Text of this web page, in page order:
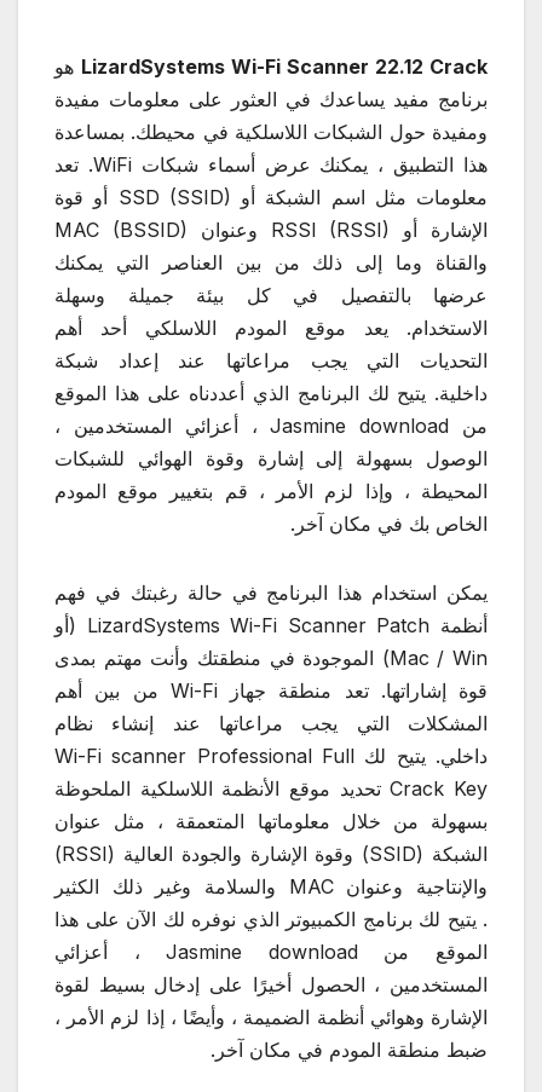
LizardSystems Wi-Fi Scanner 22.12 Crack هو
برنامج مفيد يساعدك في العثور على معلومات مفيدة
ومفيدة حول الشبكات اللاسلكية في محيطك. بمساعدة
هذا التطبيق ، يمكنك عرض أسماء شبكات WiFi. تعد
معلومات مثل اسم الشبكة أو SSD (SSID) أو قوة
الإشارة أو RSSI (RSSI) وعنوان MAC (BSSID)
والقناة وما إلى ذلك من بين العناصر التي يمكنك
عرضها بالتفصيل في كل بيئة جميلة وسهلة
الاستخدام. يعد موقع المودم اللاسلكي أحد أهم
التحديات التي يجب مراعاتها عند إعداد شبكة
داخلية. يتيح لك البرنامج الذي أعددناه على هذا الموقع
من Jasmine download ، أعزائي المستخدمين ،
الوصول بسهولة إلى إشارة وقوة الهوائي للشبكات
المحيطة ، وإذا لزم الأمر ، قم بتغيير موقع المودم
الخاص بك في مكان آخر.
يمكن استخدام هذا البرنامج في حالة رغبتك في فهم
أنظمة LizardSystems Wi-Fi Scanner Patch (أو
Mac / Win) الموجودة في منطقتك وأنت مهتم بمدى
قوة إشاراتها. تعد منطقة جهاز Wi-Fi من بين أهم
المشكلات التي يجب مراعاتها عند إنشاء نظام
داخلي. يتيح لك Wi-Fi scanner Professional Full
Crack Key تحديد موقع الأنظمة اللاسلكية الملحوظة
بسهولة من خلال معلوماتها المتعمقة ، مثل عنوان
الشبكة (SSID) وقوة الإشارة والجودة العالية (RSSI)
والإنتاجية وعنوان MAC والسلامة وغير ذلك الكثير
. يتيح لك برنامج الكمبيوتر الذي نوفره لك الآن على هذا
الموقع من Jasmine download ، أعزائي
المستخدمين ، الحصول أخيرًا على إدخال بسيط لقوة
الإشارة وهوائي أنظمة الضميمة ، وأيضًا ، إذا لزم الأمر ،
ضبط منطقة المودم في مكان آخر.